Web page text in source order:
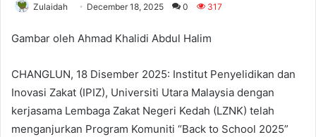
Zulaidah December 18, 2025 0 317
Gambar oleh Ahmad Khalidi Abdul Halim
CHANGLUN, 18 Disember 2025: Institut Penyelidikan dan
Inovasi Zakat (IPIZ), Universiti Utara Malaysia dengan
kerjasama Lembaga Zakat Negeri Kedah (LZNK) telah
menganjurkan Program Komuniti “Back to School 2025”